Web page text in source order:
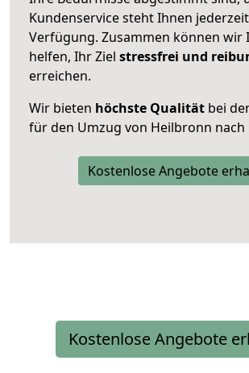
Kundenservice steht Ihnen
Verfügung. Zusammen können wir
helfen, Ihr Ziel stressfrei und
erreichen.
Wir bieten höchste Qualität bei
für den Umzug von Heilbronn
Kostenlose Angebote
Kostenlose Angebote